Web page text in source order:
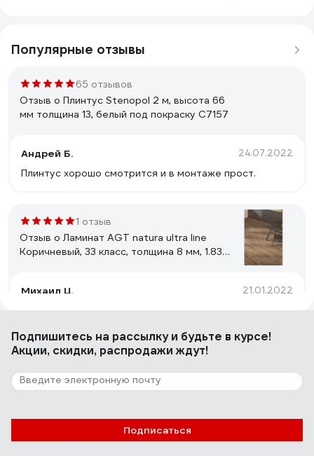
Популярные отзывы
65 отзывов
Отзыв о Плинтус Stenopol 2 м, высота 66
мм толщина 13, белый под покраску C7157
Андрей Б. 24.07.2022
Плинтус хорошо смотрится и в монтаже прост.
1 отзыв
Отзыв о Ламинат AGT natura ultra line
Коричневый, 33 класс, толщина 8 мм, 1.834
Михаил Ц.
21.01.2022
Очень качественный ламинат за такие деньги,
стороны досок как будто пластиковое, верхнее
приятное на ощупь и взгляд.
1 отзыв
DECONIKA (55 мм, 211 Дуб рустик, 2 шт.)
Д-П55-С-Ф2 211 ДУБ РСТ
Подпишитесь на рассылкуи будьте в курсе!
Акции, скидки, распродажи ждут!
Подписаться